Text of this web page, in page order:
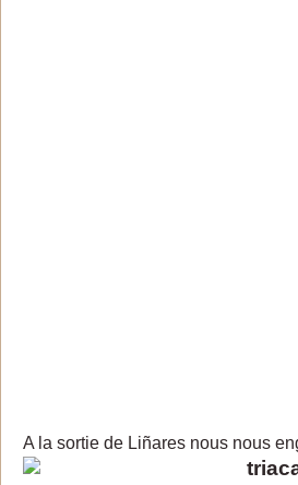
A la sortie de Liñares nous nous